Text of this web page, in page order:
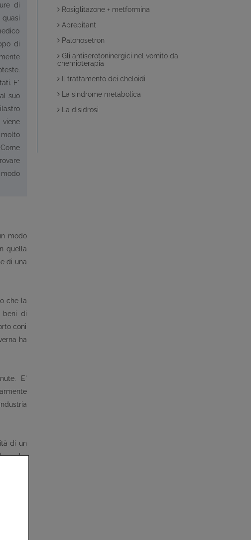
di
quasi
di
E'
suo
modo
quella
di una
che la
beni di
coni
ha
E'
di un
a che
della
che
quelli
Rosiglitazone + metformina
Aprepitant
Palonosetron
Gli antiserotoninergici nel vomito da
chemioterapia
Il trattamento dei cheloidi
La sindrome metabolica
La disidrosi